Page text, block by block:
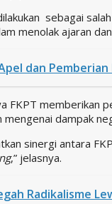
sebagai
menolak ajaran
dan
FKPT
dampak
sinergi antara
,” jelasnya.
Radikalisme